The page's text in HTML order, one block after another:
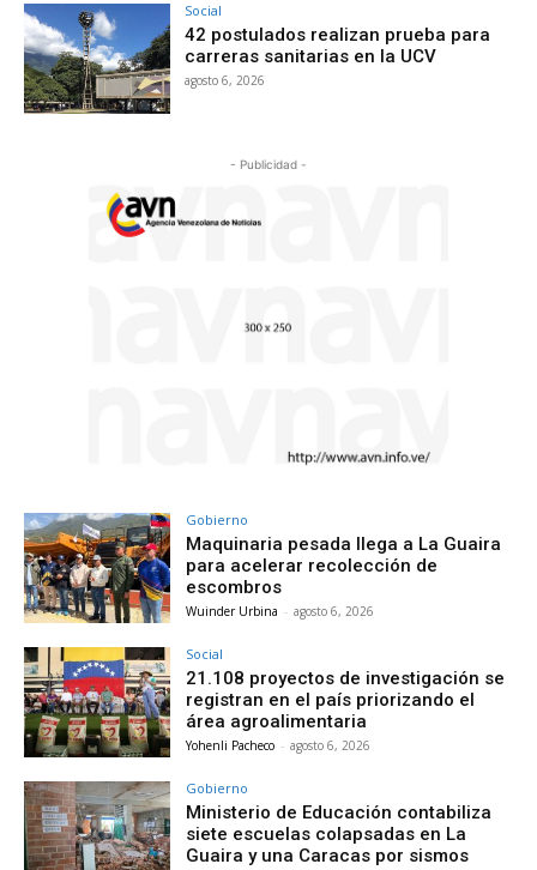
Social
42 postulados realizan prueba para
carreras sanitarias en la UCV
agosto 6, 2026
- Publicidad -
Gobierno
Maquinaria pesada llega a La Guaira
para acelerar recolección de
escombros
Wuinder Urbina - agosto 6, 2026
Social
21.108 proyectos de investigación se
registran en el país priorizando el
área agroalimentaria
Yohenli Pacheco - agosto 6, 2026
Gobierno
Ministerio de Educación contabiliza
siete escuelas colapsadas en La
Guaira y una Caracas por sismos